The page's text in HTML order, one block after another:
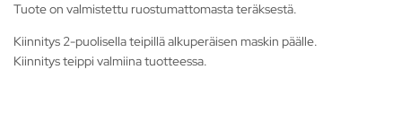
Tuote on valmistettu ruostumattomasta teräksestä.
Kiinnitys 2-puolisella teipillä alkuperäisen maskin päälle.
Kiinnitys teippi valmiina tuotteessa.